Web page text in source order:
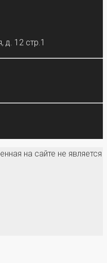
д. 12 стр.1
на сайте не является